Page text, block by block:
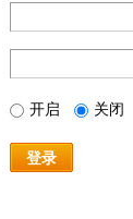
开启 关闭
登录